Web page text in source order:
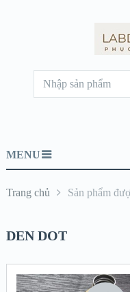
MENU
Trang chủ Sản phẩm
DEN DOT